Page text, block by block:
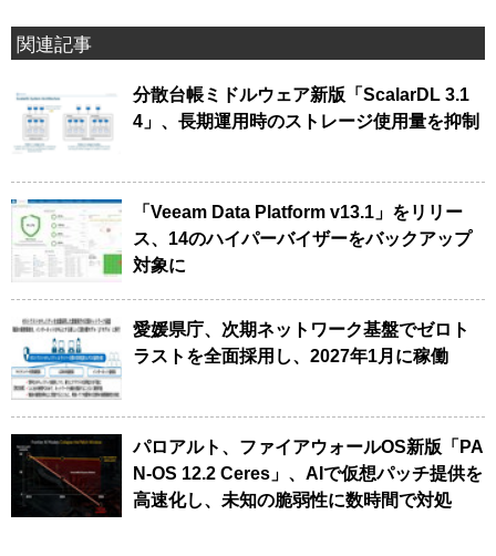
関連記事
分散台帳ミドルウェア新版「ScalarDL 3.1
4」、長期運用時のストレージ使用量を抑制
「Veeam Data Platform v13.1」をリリー
ス、14のハイパーバイザーをバックアップ
対象に
愛媛県庁、次期ネットワーク基盤でゼロト
ラストを全面採用し、2027年1月に稼働
パロアルト、ファイアウォールOS新版「PA
N-OS 12.2 Ceres」、AIで仮想パッチ提供を
高速化し、未知の脆弱性に数時間で対処